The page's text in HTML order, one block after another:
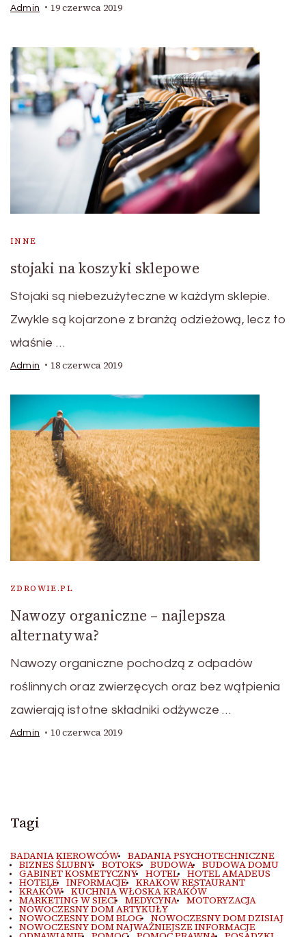
Admin 19 czerwca 2019
INNE
stojaki na koszyki sklepowe
Stojaki są niebezużyteczne w każdym sklepie.
Zwykle są kojarzone z branżą odzieżową, lecz to
właśnie …
Admin 18 czerwca 2019
ZDROWIE.PL
Nawozy organiczne – najlepsza
alternatywa?
Nawozy organiczne pochodzą z odpadów
roślinnych oraz zwierzęcych oraz bez wątpienia
zawierają istotne składniki odżywcze …
Admin 10 czerwca 2019
Tagi
BADANIA KIEROWCÓW BADANIA PSYCHOTECHNICZNE
BIZNES ŚLUBNY BOTOKS BUDOWA BUDOWA DOMU
GABINET KOSMETYCZNY HOTEL HOTEL AMADEUS
HOTELE INFORMACJE KRAKOW RESTAURANT
KRAKÓW KUCHNIA WŁOSKA KRAKÓW
MARKETING W SIECI MEDYCYNA MOTORYZACJA
NOWOCZESNY DOM ARTYKUŁY
NOWOCZESNY DOM BLOG NOWOCZESNY DOM DZISIAJ
NOWOCZESNY DOM NAJWAŻNIEJSZE INFORMACJE